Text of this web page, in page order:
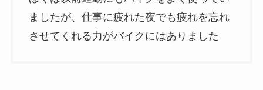
ましたが、仕事に疲れた夜でも疲れを忘れ
させてくれる力がバイクにはありました